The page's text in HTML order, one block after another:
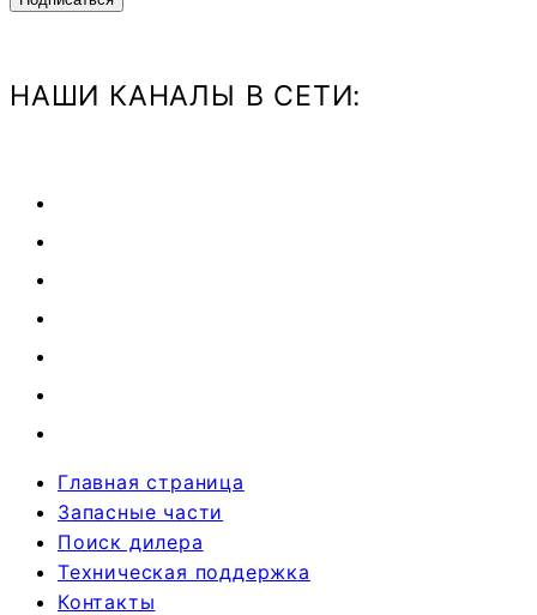
НАШИ КАНАЛЫ В СЕТИ:
Главная страница
Запасные части
Поиск дилера
Техническая поддержка
Контакты